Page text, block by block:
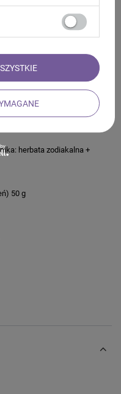
jadeit
szt.
herbata zodiakalna +
50 g